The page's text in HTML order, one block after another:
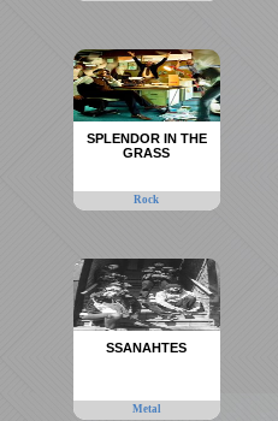
SPLENDOR IN THE
GRASS
Rock
SSANAHTES
Metal